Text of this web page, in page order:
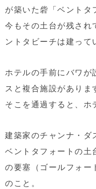
が築いた砦「ベントタ
今もその土台が残され
ントタビーチは建って
ホテルの手前にバワが
スと複合施設がありま
そこを通過すると、ホ
建築家のチャンナ・ダ
ベントタフォートの土
の要塞（ゴールフォー
のこと。